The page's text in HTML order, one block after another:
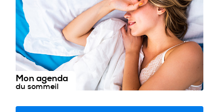
Mon agenda
du sommeil